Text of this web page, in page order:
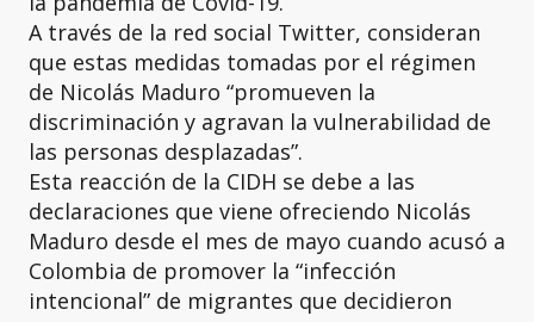
A través de la red social Twitter, consideran
que estas medidas tomadas por el régimen
de Nicolás Maduro “promueven la
discriminación y agravan la vulnerabilidad de
las personas desplazadas”.
Esta reacción de la CIDH se debe a las
declaraciones que viene ofreciendo Nicolás
Maduro desde el mes de mayo cuando acusó a
Colombia de promover la “infección
intencional” de migrantes que decidieron